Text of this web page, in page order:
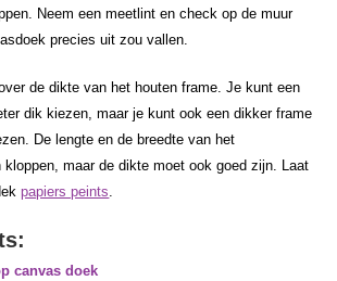
Neem een meetlint en check op de muur
precies uit zou vallen.
de dikte van het houten frame. Je kunt een
dik kiezen, maar je kunt ook een dikker frame
De lengte en de breedte van het
kloppen, maar de dikte moet ook goed zijn. Laat
papiers peints.
canvas doek